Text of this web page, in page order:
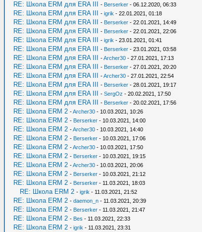
RE: Школа ERM для ERA III - Berserker - 06.12.2020, 06:33
RE: Школа ERM для ERA III - igrik - 22.01.2021, 01:18
RE: Школа ERM для ERA III - Berserker - 22.01.2021, 14:49
RE: Школа ERM для ERA III - Berserker - 22.01.2021, 22:06
RE: Школа ERM для ERA III - igrik - 23.01.2021, 01:41
RE: Школа ERM для ERA III - Berserker - 23.01.2021, 03:58
RE: Школа ERM для ERA III -Archer30 - 27.01.2021, 17:13
RE: Школа ERM для ERA III - Berserker - 27.01.2021, 20:20
RE: Школа ERM для ERA III -Archer30 - 27.01.2021, 22:54
RE: Школа ERM для ERA III - Berserker - 28.01.2021, 19:17
RE: Школа ERM для ERA III - SergOz - 20.02.2021, 17:50
RE: Школа ERM для ERA III - Berserker - 20.02.2021, 17:56
RE: Школа ERM 2 -Archer30 - 10.03.2021, 10:26
RE: Школа ERM 2 - Berserker - 10.03.2021, 14:00
RE: Школа ERM 2 -Archer30 - 10.03.2021, 14:40
RE: Школа ERM 2 - Berserker - 10.03.2021, 17:06
RE: Школа ERM 2 -Archer30 - 10.03.2021, 17:50
RE: Школа ERM 2 - Berserker - 10.03.2021, 19:15
RE: Школа ERM 2 -Archer30 - 10.03.2021, 20:06
RE: Школа ERM 2 - Berserker - 10.03.2021, 21:12
RE: Школа ERM 2 - Berserker - 11.03.2021, 18:03
RE: Школа ERM 2 - igrik - 11.03.2021, 21:52
RE: Школа ERM 2 - daemon_n - 11.03.2021, 20:39
RE: Школа ERM 2 - Berserker - 11.03.2021, 21:47
RE: Школа ERM 2 - Bes - 11.03.2021, 22:33
RE: Школа ERM 2 - igrik - 11.03.2021, 23:31